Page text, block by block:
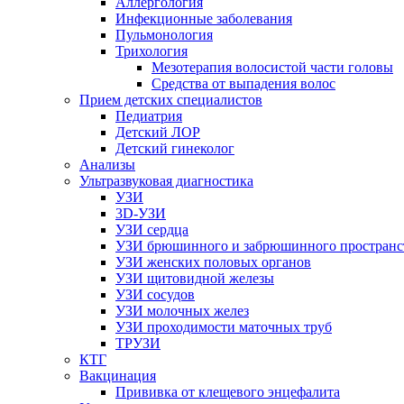
Инфекционные заболевания
Пульмонология
Трихология
Мезотерапия волосистой части головы
Средства от выпадения волос
Прием детских специалистов
Педиатрия
Детский ЛОР
Детский гинеколог
Анализы
Ультразвуковая диагностика
УЗИ
3D-УЗИ
УЗИ сердца
УЗИ брюшинного и забрюшинного
УЗИ женских половых органов
УЗИ щитовидной железы
УЗИ сосудов
УЗИ молочных желез
УЗИ проходимости маточных труб
ТРУЗИ
КТГ
Вакцинация
Прививка от клещевого энцефалита